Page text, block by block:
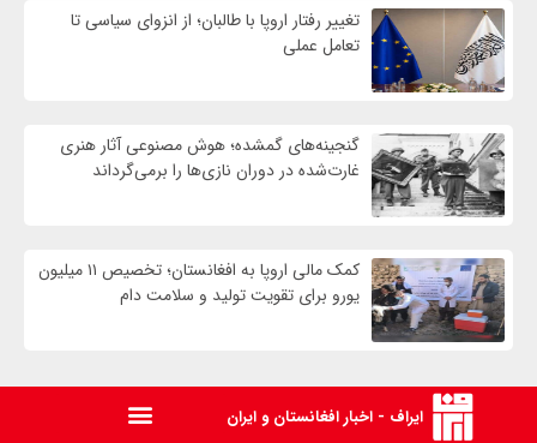
تغییر رفتار اروپا با طالبان؛ از انزوای سیاسی تا
تعامل عملی
گنجینه‌های گمشده؛ هوش مصنوعی آثار هنری
غارت‌شده در دوران نازی‌ها را برمی‌گرداند
کمک مالی اروپا به افغانستان؛ تخصیص ۱۱ میلیون
یورو برای تقویت تولید و سلامت دام
ایراف - اخبار افغانستان و ایران